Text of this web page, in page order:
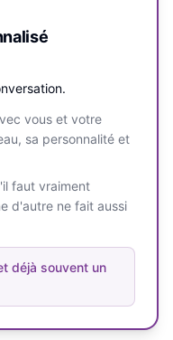
vous et votre
sa personnalité et
faut vraiment
d'autre ne fait aussi
déjà souvent un